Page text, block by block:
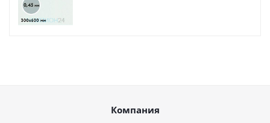
Компания